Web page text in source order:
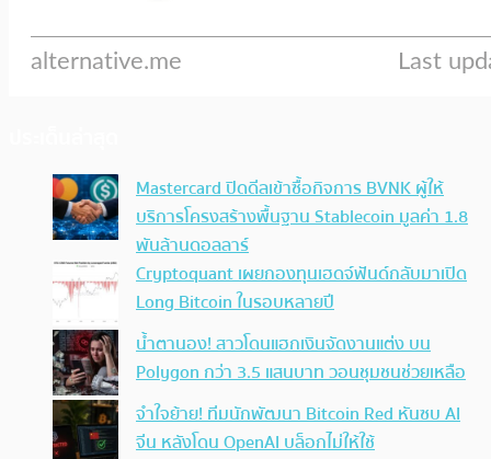
Mastercard ปิดดีลเข้าซื้อกิจการ BVNK ผู้ให้
บริการโครงสร้างพื้นฐาน Stablecoin มูลค่า 1.8
พันล้านดอลลาร์
Cryptoquant เผยกองทุนเฮดจ์ฟันด์กลับมาเปิด
Long Bitcoin ในรอบหลายปี
น้ำตานอง! สาวโดนแฮกเงินจัดงานแต่ง บน
Polygon กว่า 3.5 แสนบาท วอนชุมชนช่วยเหลือ
จำใจย้าย! ทีมนักพัฒนา Bitcoin Red หันซบ AI
จีน หลังโดน OpenAI บล็อกไม่ให้ใช้